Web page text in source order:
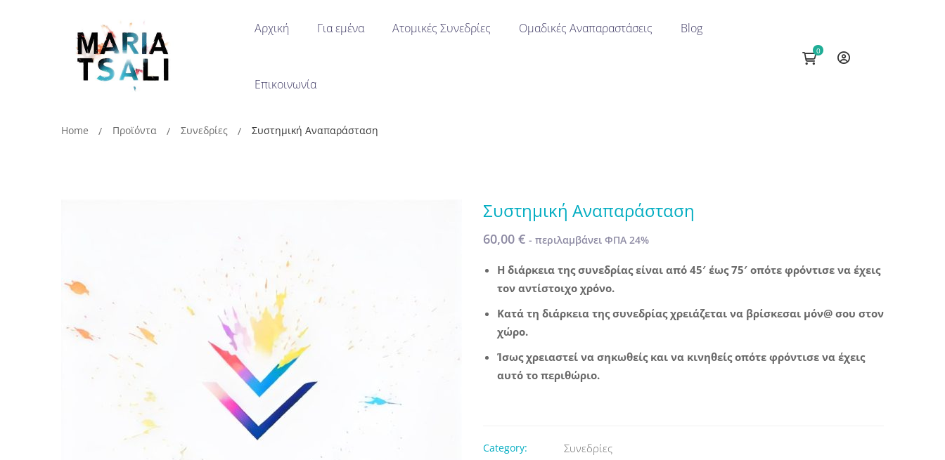
Αρχική Για εμένα Ατομικές Συνεδρίες Ομαδικές Αναπαραστάσεις Blog
Επικοινωνία
Home Προϊόντα Συνεδρίες Συστημική Αναπαράσταση
Συστημική Αναπαράσταση
60,00 € - περιλαμβάνει ΦΠΑ 24%
Η διάρκεια της συνεδρίας είναι από 45′ έως 75′ οπότε φρόντισε να έχεις
τον αντίστοιχο χρόνο.
Κατά τη διάρκεια της συνεδρίας χρειάζεται να βρίσκεσαι μόν@ σου στον
χώρο.
Ίσως χρειαστεί να σηκωθείς και να κινηθείς οπότε φρόντισε να έχεις
αυτό το περιθώριο.
Category: Συνεδρίες